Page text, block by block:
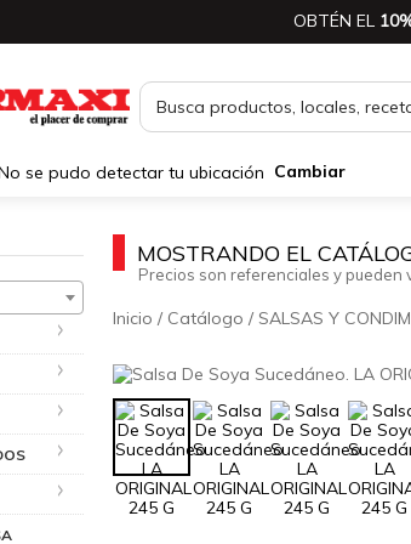
OBTÉN EL
se pudo detectar tu ubicación Cambiar
MOSTRANDO EL
Precios son referenciales y pueden
Inicio / Catálogo / SALSAS Y